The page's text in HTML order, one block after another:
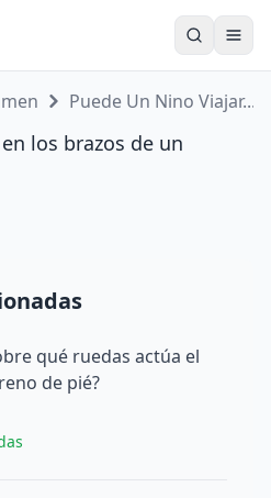
Puede Un Nino Viajar...
los brazos de un
qué ruedas actúa el
de pié?